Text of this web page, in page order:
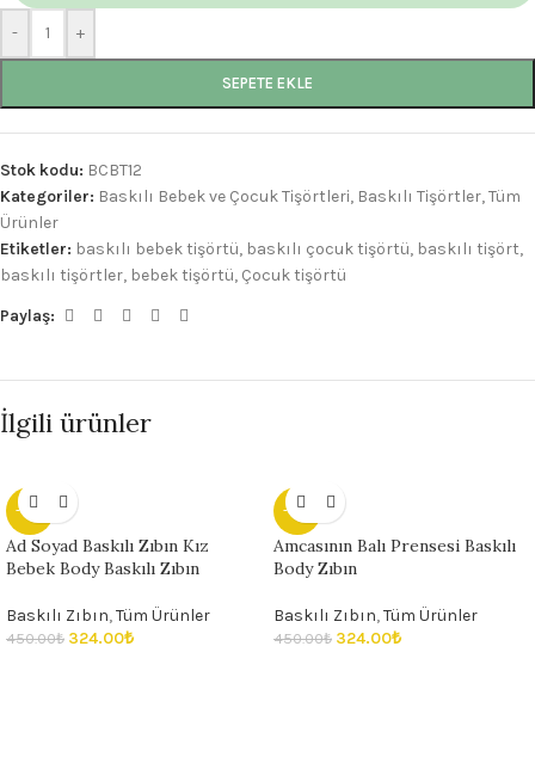
- +
SEPETE EKLE
Stok kodu: BCBT12
Kategoriler: Baskılı Bebek ve Çocuk Tişörtleri, Baskılı Tişörtler,Tüm
Ürünler
Etiketler: baskılı bebek tişörtü, baskılı çocuk tişörtü, baskılı tişört,
baskılı tişörtler, bebek tişörtü, Çocuk tişörtü
Paylaş:
İlgili ürünler
- 28%
Ad Soyad Baskılı Zıbın Kız
Bebek Body Baskılı Zıbın
Baskılı Zıbın,Tüm Ürünler
450.00₺ 324.00₺
- 28%
Amcasının Balı Prensesi Baskılı
Body Zıbın
Baskılı Zıbın,Tüm Ürünler
450.00₺ 324.00₺